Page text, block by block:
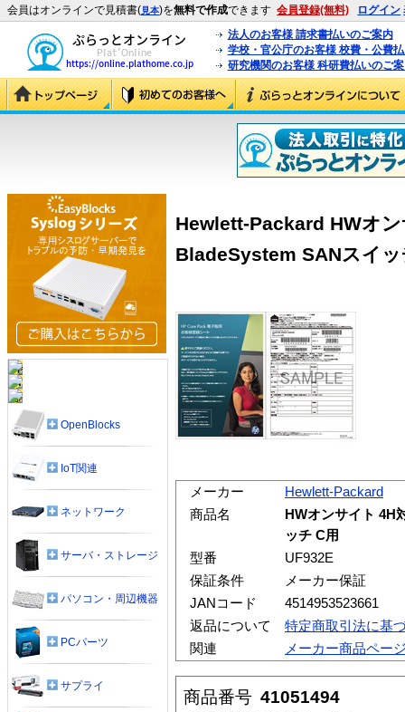
会員はオンラインで見積書(見本)を無料で作成できます 会員登録(無料) ログイン
法人のお客様 請求書払いのご案内
学校・官公庁のお客様 校費・公費
研究機関のお客様 科研費払いのご
Hewlett-Packard HWオ
BladeSystem SANスイッ
メーカー
Hewlett-Packard
商品名
HWオンサイト 4H
ッチ C用
型番
UF932E
保証条件
メーカー保証
JANコード
4514953523661
返品について
特定商取引法に基
関連
メーカー商品ペー
商品番号 41051494
OpenBlocks
IoT関連
ネットワーク
サーバ・ストレージ
パソコン・周辺機器
PCパーツ
サプライ